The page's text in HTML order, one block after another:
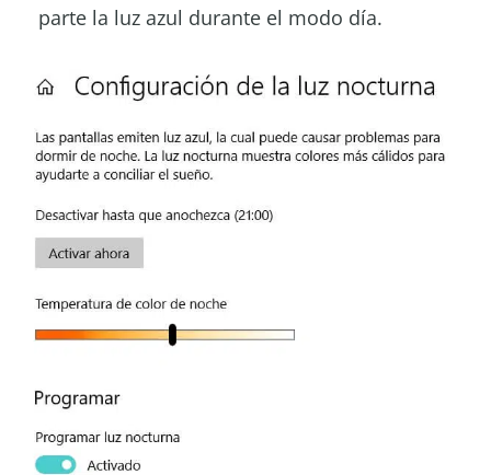
parte la luz azul durante el modo día.